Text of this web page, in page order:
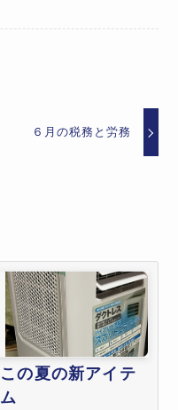
６月の税務と労務
この夏の新アイテ
ム